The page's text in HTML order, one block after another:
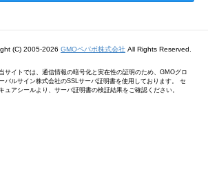
(C) 2005-2026 GMOペパボ株式会社 All Rights Reserved.
当サイトでは、通信情報の暗号化と実在性の証明のため、GMOグロ
バルサイン株式会社のSSLサーバ証明書を使用しております。 セ
キュアシールより、サーバ証明書の検証結果をご確認ください。